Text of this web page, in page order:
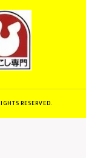
RESERVED.